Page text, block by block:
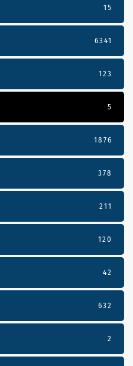
15
6341
123
5
1876
378
211
120
42
632
2